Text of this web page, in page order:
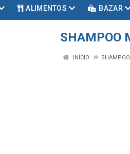
ALIMENTOS BAZAR
SHAMPOO
INÍCIO SHAMPOO